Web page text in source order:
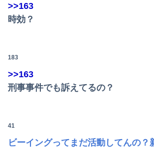
>>163
時効？
183
>>163
刑事事件でも訴えてるの？
41
ビーイングってまだ活動してんの？